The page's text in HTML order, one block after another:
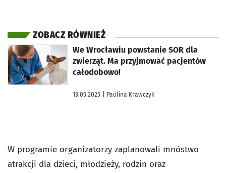
ZOBACZ RÓWNIEŻ
We Wrocławiu powstanie SOR dla
zwierząt. Ma przyjmować pacjentów
całodobowo!
13.05.2025 | Paulina Krawczyk
otworzy się w nowej karcie
W programie organizatorzy zaplanowali mnóstwo
atrakcji dla dzieci, młodzieży, rodzin oraz